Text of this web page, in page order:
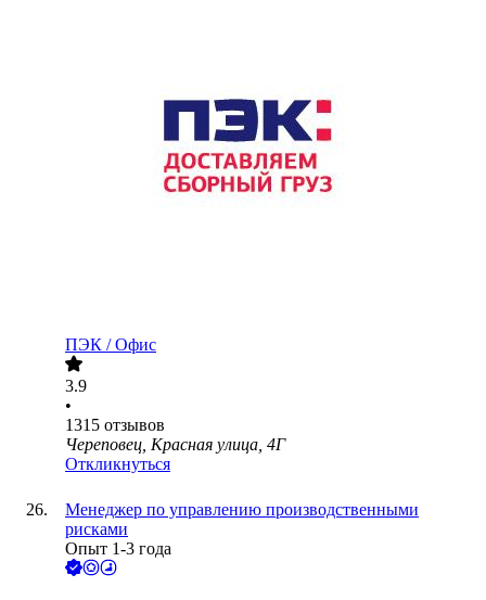
ПЭК / Офис
3.9
•
1315 отзывов
Череповец, Красная улица, 4Г
Откликнуться
Менеджер по управлению производственными
рисками
Опыт 1-3 года